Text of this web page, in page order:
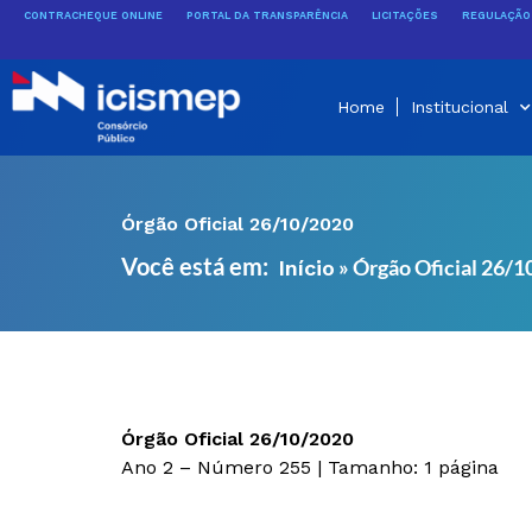
conteúdo
CONTRACHEQUE ONLINE PORTAL DA TRANSPARÊNCIA LICITAÇÕES
Home Institucional
Órgão Oficial 26/10/2020
Você está em: Início »Órgão Oficial 26/
Órgão Oficial 26/10/2020
Ano 2 – Número 255 | Tamanho: 1 página